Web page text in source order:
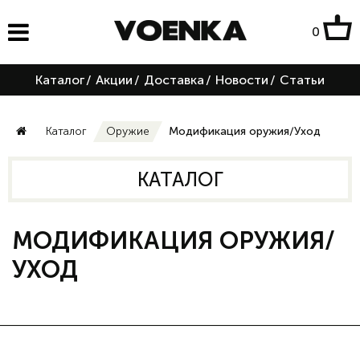
0
Каталог/ Акции / Доставка / Новости / Статьи
Каталог Оружие Модификация оружия/Уход
КАТАЛОГ
МОДИФИКАЦИЯ ОРУЖИЯ/
УХОД